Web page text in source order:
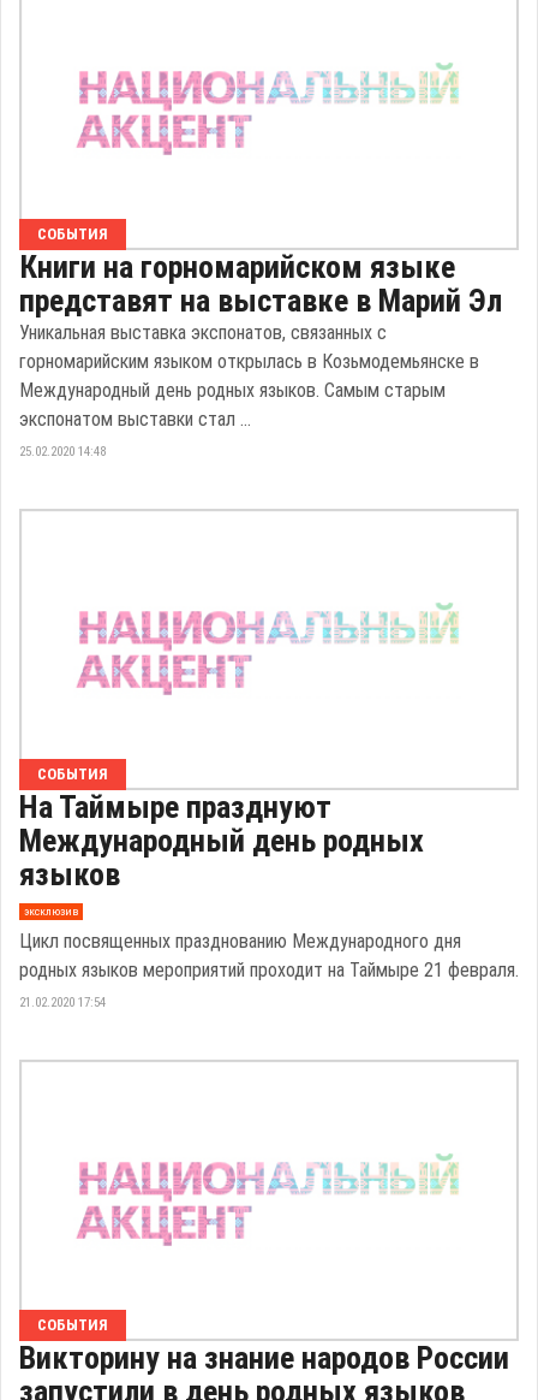
СОБЫТИЯ
Книги на горномарийском языке
представят на выставке в Марий Эл
Уникальная выставка экспонатов, связанных с
горномарийским языком открылась в Козьмодемьянске в
Международный день родных языков. Самым старым
экспонатом выставки стал ...
25.02.2020 14:48
СОБЫТИЯ
На Таймыре празднуют
Международный день родных
языков
эксклюзив
Цикл посвященных празднованию Международного дня
родных языков мероприятий проходит на Таймыре 21 февраля.
21.02.2020 17:54
СОБЫТИЯ
Викторину на знание народов России
запустили в день родных языков